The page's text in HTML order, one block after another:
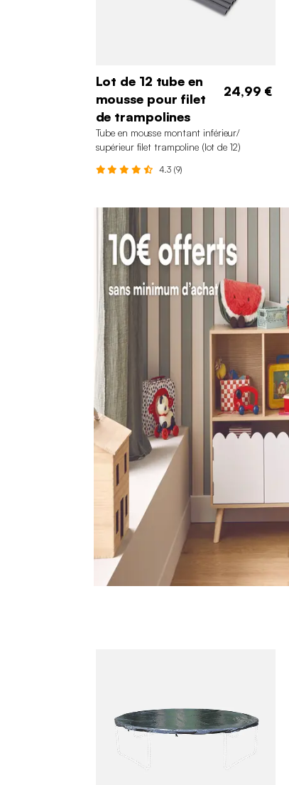
Lot de 12 tube en
mousse pour filet
de trampolines
24,99 €
Tube en mousse montant inférieur/
supérieur filet trampoline (lot de 12)
4.3 (9)